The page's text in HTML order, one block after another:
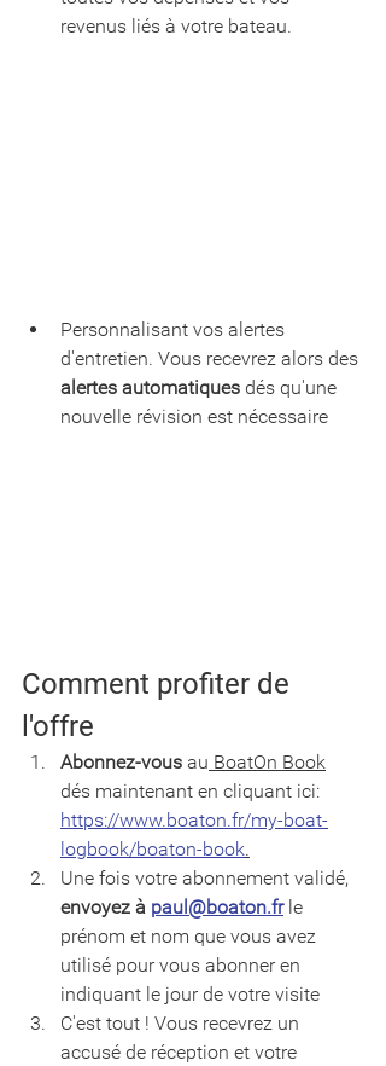
revenus liés à votre bateau.
Personnalisant vos alertes
d'entretien. Vous recevrez alors des
alertes automatiques dés qu'une
nouvelle révision est nécessaire
Comment profiter de
l'offre
Abonnez-vous au BoatOn Book
dés maintenant en cliquant ici:
https://www.boaton.fr/my-boat-
logbook/boaton-book.
Une fois votre abonnement validé,
envoyez à paul@boaton.fr le
prénom et nom que vous avez
utilisé pour vous abonner en
indiquant le jour de votre visite
C'est tout ! Vous recevrez un
accusé de réception et votre